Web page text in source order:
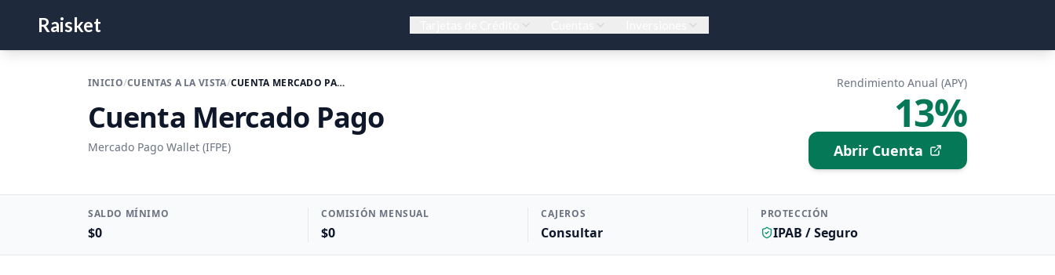
Raisket
INICIO/CUENTAS A LA VISTA/ CUENTA MERCADO PAGO
Cuenta Mercado Pago
Mercado Pago Wallet (IFPE)
Rendimiento Anual (APY)
13%
Abrir Cuenta
SALDO MÍNIMO
$0
COMISIÓN MENSUAL
$0
CAJEROS
Consultar
PROTECCIÓN
IPAB / Seguro